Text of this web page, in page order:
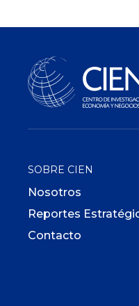
SOBRE CIEN
Nosotros
Reportes
Contacto